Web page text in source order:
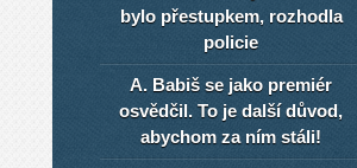
bylo přestupkem, rozhodla
policie
A. Babiš se jako premiér
osvědčil. To je další důvod,
abychom za ním stáli!